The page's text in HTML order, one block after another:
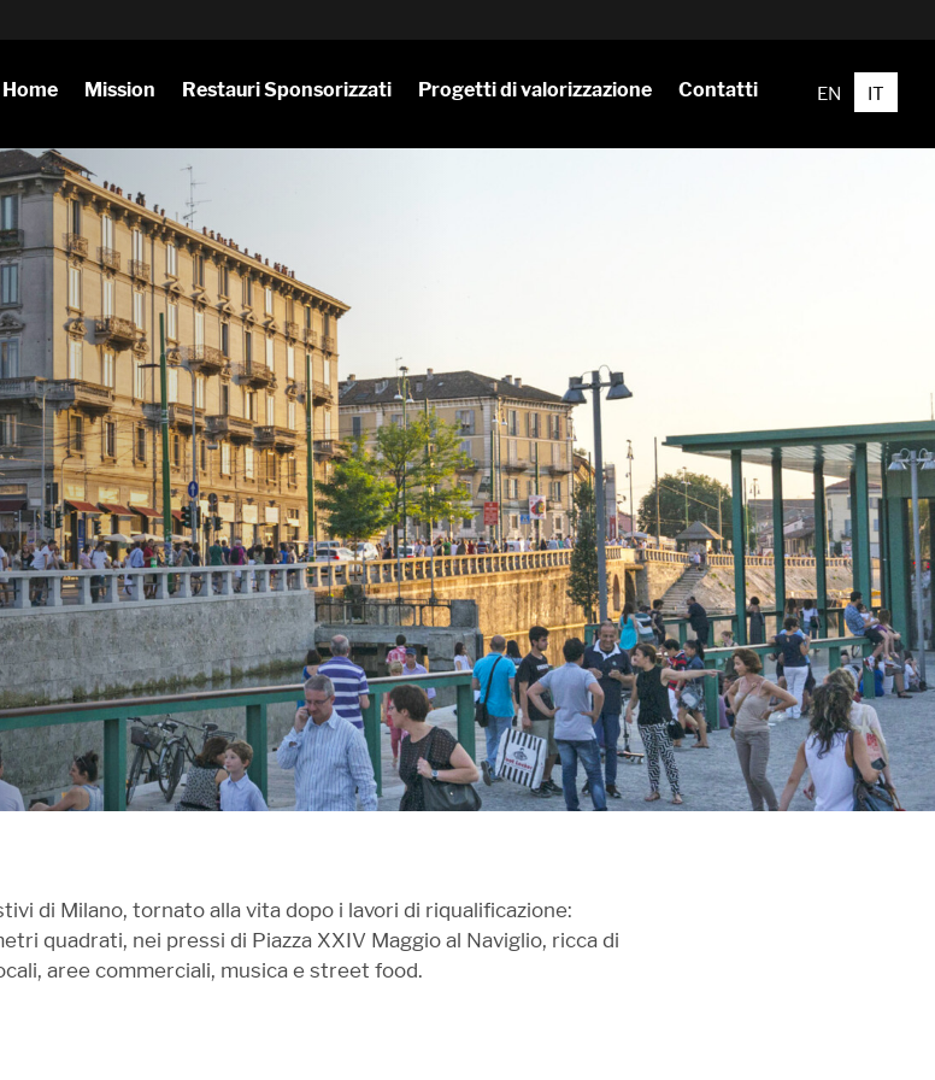
Home Mission Restauri Sponsorizzati Progetti di valorizzazione Contatti EN IT
di Milano, tornato alla vita dopo i lavori di riqualificazione:
quadrati, nei pressi di Piazza XXIV Maggio al Naviglio, ricca di
aree commerciali, musica e street food.